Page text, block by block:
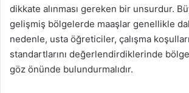
dikkate alınması gereken bir unsurdur.
gelişmiş bölgelerde maaşlar genellikle
nedenle, usta öğreticiler, çalışma
standartlarını değerlendirdiklerinde
göz önünde bulundurmalıdır.